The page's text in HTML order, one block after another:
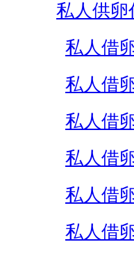
私人供卵
私人借
私人借
私人借
私人借
私人借
私人借